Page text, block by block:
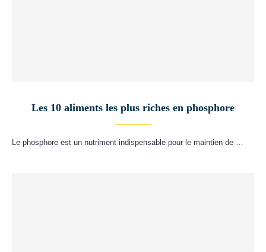
Les 10 aliments les plus riches en phosphore
Le phosphore est un nutriment indispensable pour le maintien de …